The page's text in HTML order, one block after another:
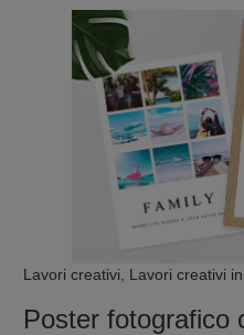
Lavori creativi, Lavori creativi in
Poster fotografico